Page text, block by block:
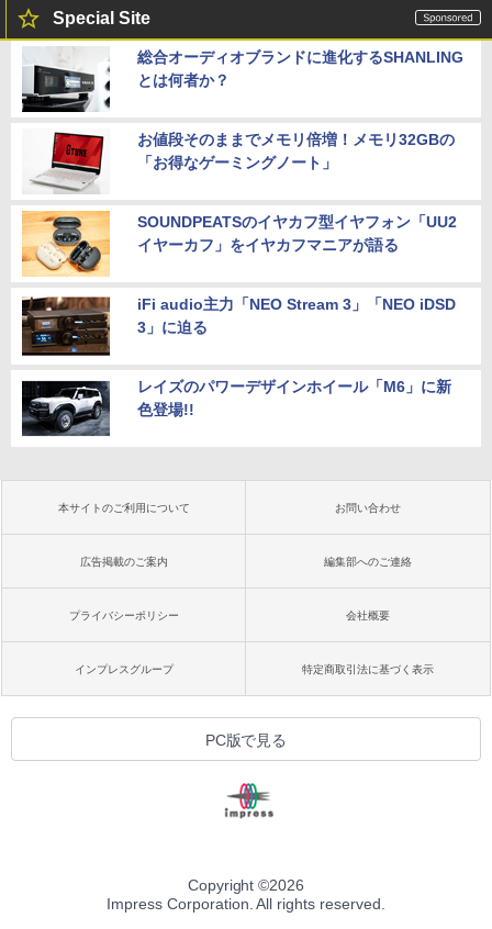
Special Site
総合オーディオブランドに進化するSHANLING
とは何者か？
お値段そのままでメモリ倍増！メモリ32GBの
「お得なゲーミングノート」
SOUNDPEATSのイヤカフ型イヤフォン「UU2
イヤーカフ」をイヤカフマニアが語る
iFi audio主力「NEO Stream 3」「NEO iDSD
3」に迫る
レイズのパワーデザインホイール「M6」に新
色登場!!
本サイトのご利用について お問い合わせ
広告掲載のご案内 編集部へのご連絡
プライバシーポリシー 会社概要
インプレスグループ 特定商取引法に基づく表示
PC版で見る
Copyright ©2026
Impress Corporation. All rights reserved.